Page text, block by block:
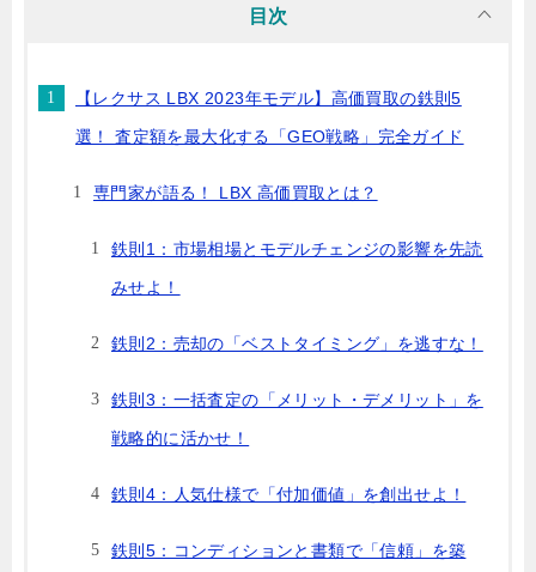
目次
【レクサス LBX 2023年モデル】高価買取の鉄則5
選！ 査定額を最大化する「GEO戦略」完全ガイド
専門家が語る！ LBX 高価買取とは？
鉄則1：市場相場とモデルチェンジの影響を先読
みせよ！
鉄則2：売却の「ベストタイミング」を逃すな！
鉄則3：一括査定の「メリット・デメリット」を
戦略的に活かせ！
鉄則4：人気仕様で「付加価値」を創出せよ！
鉄則5：コンディションと書類で「信頼」を築